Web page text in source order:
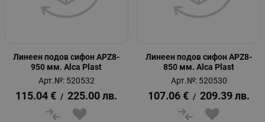
Линеен подов сифон APZ8-
950 мм. Alca Plast
Арт.№: 520532
115.04 € / 225.00 лв.
Линеен подов сифон APZ8-
850 мм. Alca Plast
Арт.№: 520530
107.06 € / 209.39 лв.